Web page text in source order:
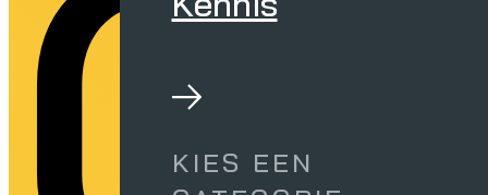
KIES EEN